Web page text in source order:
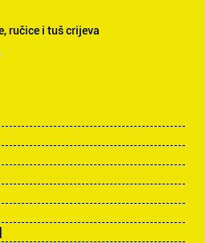
ručice i tuš crijeva